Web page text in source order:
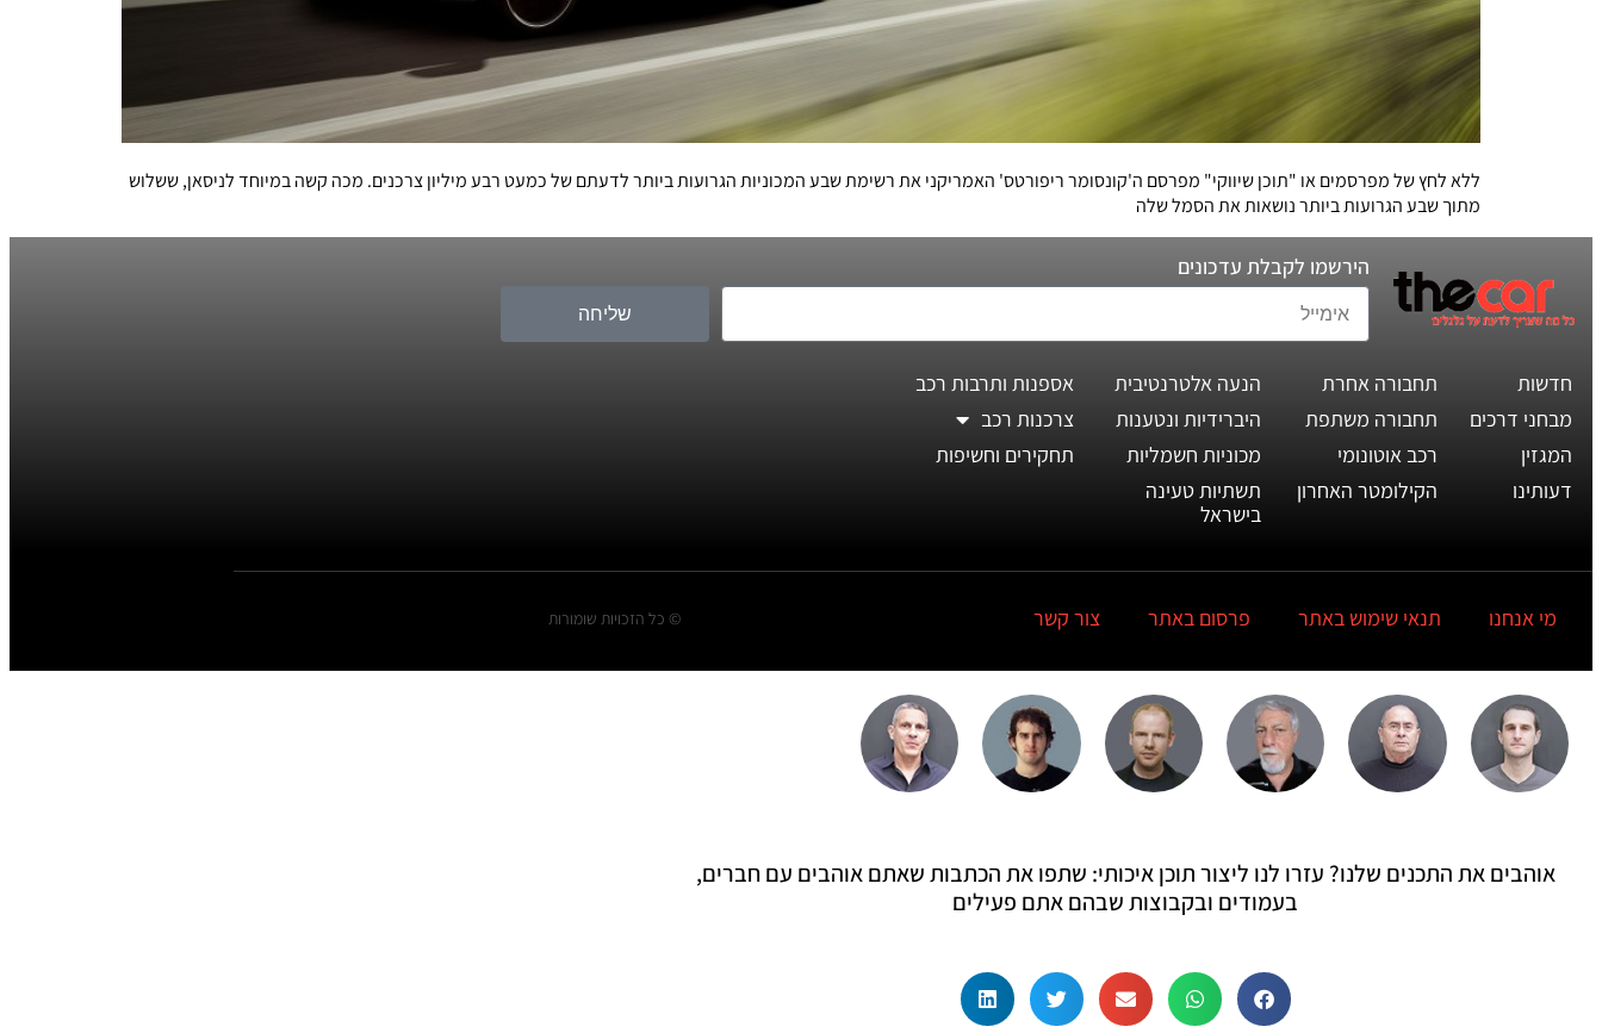
ללא לחץ של מפרסמים או "תוכן שיווקי" מפרסם ה'קונסומר ריפורטס' האמריקני את רשימת שבע המכוניות הגרועות ביותר לדעתם של כמעט רבע מיליון צרכנים. מכה קשה במיוחד לניסאן, ששלוש
מתוך שבע הגרועות ביותר נושאות את הסמל שלה
הירשמו לקבלת עדכונים
שליחה
חדשות
מבחני דרכים
המגזין
דעותינו
תחבורה אחרת
תחבורה משתפת
רכב אוטונומי
הקילומטר האחרון
הנעה אלטרנטיבית
היברידיות ונטענות
מכוניות חשמליות
תשתיות טעינה
בישראל
אספנות ותרבות רכב
צרכנות רכב
תחקירים וחשיפות
מי אנחנו תנאי שימוש באתר פרסום באתר צור קשר © כל הזכויות שומורות
אוהבים את התכנים שלנו? עזרו לנו ליצור תוכן איכותי: שתפו את הכתבות שאתם אוהבים עם חברים,
בעמודים ובקבוצות שבהם אתם פעילים